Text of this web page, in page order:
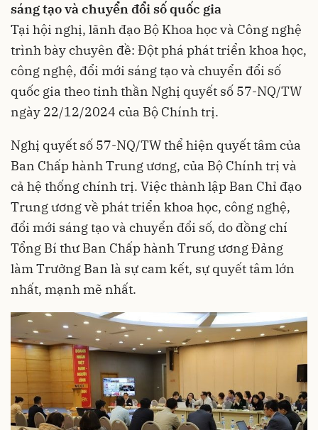
sáng tạo và chuyển đổi số quốc gia
Tại hội nghị, lãnh đạo Bộ Khoa học và Công nghệ
trình bày chuyên đề: Đột phá phát triển khoa học,
công nghệ, đổi mới sáng tạo và chuyển đổi số
quốc gia theo tinh thần Nghị quyết số 57-NQ/TW
ngày 22/12/2024 của Bộ Chính trị.
Nghị quyết số 57-NQ/TW thể hiện quyết tâm của
Ban Chấp hành Trung ương, của Bộ Chính trị và
cả hệ thống chính trị. Việc thành lập Ban Chỉ đạo
Trung ương về phát triển khoa học, công nghệ,
đổi mới sáng tạo và chuyển đổi số, do đồng chí
Tổng Bí thư Ban Chấp hành Trung ương Đảng
làm Trưởng Ban là sự cam kết, sự quyết tâm lớn
nhất, mạnh mẽ nhất.